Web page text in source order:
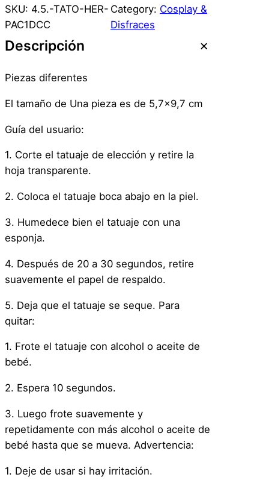
t
u
a
j
T
e
p
o
r
l
a
l
e
e
C
o
s
l
a
y
SKU: 4.5.-TATO-HER-
PAC1DCC
Category: Cosplay &
Disfraces
Descripción
Piezas diferentes
El tamaño de Una pieza es de 5,7×9,7 cm
Guía del usuario:
1. Corte el tatuaje de elección y retire la
hoja transparente.
2. Coloca el tatuaje boca abajo en la piel.
3. Humedece bien el tatuaje con una
esponja.
4. Después de 20 a 30 segundos, retire
suavemente el papel de respaldo.
5. Deja que el tatuaje se seque. Para
quitar:
1. Frote el tatuaje con alcohol o aceite de
bebé.
2. Espera 10 segundos.
3. Luego frote suavemente y
repetidamente con más alcohol o aceite de
bebé hasta que se mueva. Advertencia:
1. Deje de usar si hay irritación.